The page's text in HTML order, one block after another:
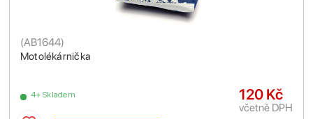
Motolékárnička
(AB1644)
4+ Skladem 120 Kč
včetně DPH